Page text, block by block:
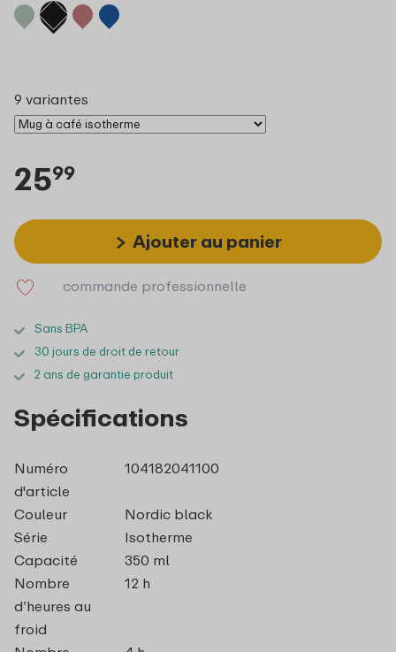
9 variantes
2599
Ajouter au panier
commande professionnelle
Sans BPA
30 jours de droit de retour
2 ans de garantie produit
Spécifications
Numéro
d'article
104182041100
Couleur
Nordic black
Série
Isotherme
Capacité
350 ml
Nombre
d’heures au
froid
12 h